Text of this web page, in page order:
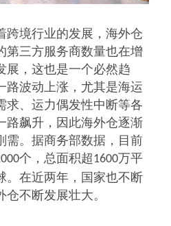
跨境行业的发展，海外仓
第三方服务商数量也在增
展，这也是一个必然趋
路波动上涨，尤其是海运
求、运力偶发性中断等各
路飙升，因此海外仓逐渐
需。据商务部数据，目前
个，总面积超1600万平
。在近两年，国家也不断
不断发展壮大。